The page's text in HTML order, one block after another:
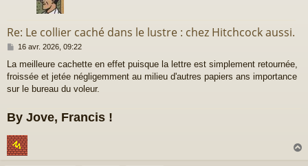
Re: Le collier caché dans le lustre : chez Hitchcock aussi.
M
s
s
a
16 avr. 2026, 09:22
La meilleure cachette en effet puisque la lettre est simplement retournée,
froissée et jetée négligemment au milieu d'autres papiers ans importance
sur le bureau du voleur.
By Jove, Francis !